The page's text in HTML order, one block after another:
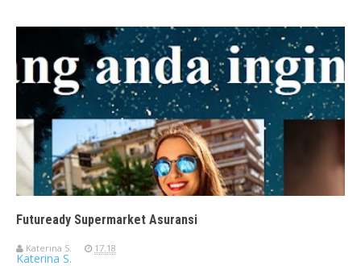
Futuready Supermarket Asuransi
Katerina S. 17.18
Katerina S.